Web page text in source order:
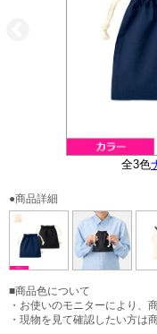
全3色
●商品詳細
■商品色について
・お使いのモニターにより、
・現物を見て確認したい方は